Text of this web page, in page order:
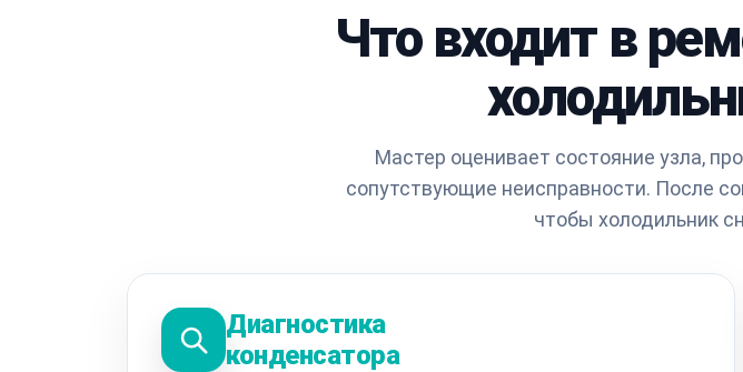
Что входит в
Мастер оценивает состояние узла,
сопутствующие неисправности. После
чтобы холодильник
Диагностика
конденсатора